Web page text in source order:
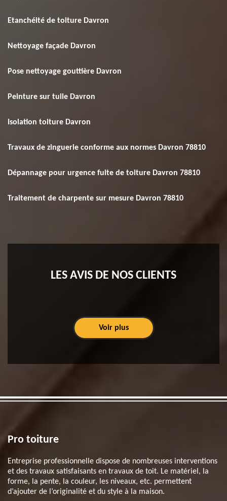
Etanchéité de toiture Davron
Nettoyage façade Davron
Pose nettoyage gouttière Davron
Peinture sur tuile Davron
Isolation toiture Davron
Travaux de zinguerie conforme aux normes Davron 78810
Dépannage pour urgence fuite de toiture Davron 78810
Traitement de charpente sur mesure Davron 78810
LES AVIS DE NOS CLIENTS
Voir plus
Pro toiture
Entreprise professionnelle dispose de nombreuses interventions
et des travaux satisfaisants en travaux de toit. Le matériel, la
forme, la pente, la couleur, les niveaux, etc. permettent
d’ajouter de l’originalité et du style à la maison.